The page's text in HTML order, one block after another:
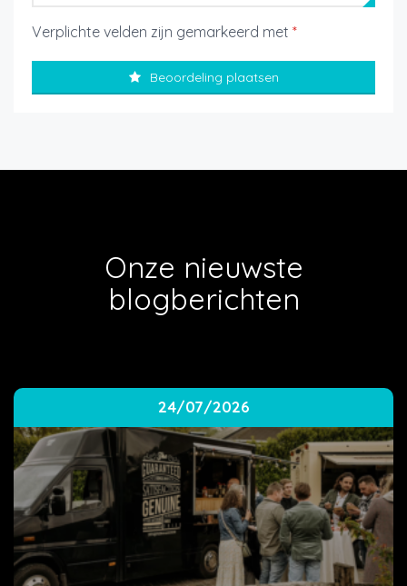
Verplichte velden zijn gemarkeerd met *
Beoordeling plaatsen
Onze nieuwste
blogberichten
24/07/2026